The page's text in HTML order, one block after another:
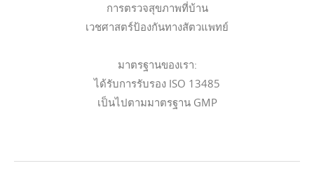
การตรวจสุขภาพที่บ้าน
เวชศาสตร์ป้องกันทางสัตวแพทย์
มาตรฐานของเรา:
ได้รับการรับรอง ISO 13485
เป็นไปตามมาตรฐาน GMP